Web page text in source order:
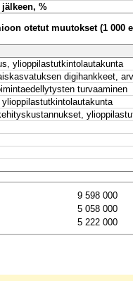
%
otetut muutokset (1 000
ylioppilastutkintolautakunta
digihankkeet,
turvaaminen
9 598 000
5 058 000
5 222 000